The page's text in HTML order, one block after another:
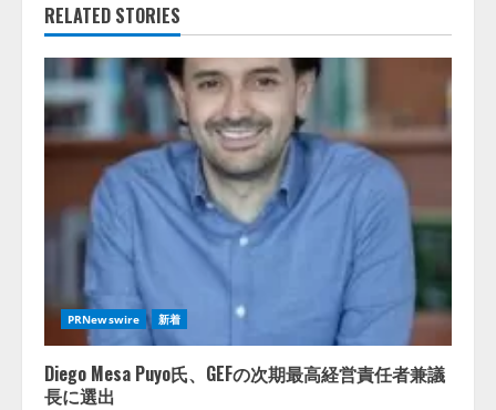
RELATED STORIES
PRNewswire 新着
Diego Mesa Puyo氏、GEFの次期最高経営責任者兼議
長に選出